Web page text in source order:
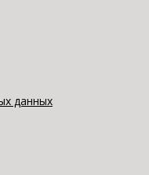
данных